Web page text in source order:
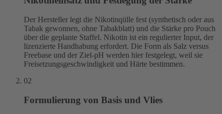
Der Hersteller legt die Nikotinqülle fest (synthetisch oder aus
Tabak gewonnen, ohne Tabakblatt) und die Stärke pro Pouch
über die geplante Staffel. Nikotin ist ein regulierter Input, der
lizenzierte Handhabung erfordert. Die Form als Salz versus
Freebase und der Ziel-pH werden hier festgelegt, weil sie
Freisetzungsgeschwindigkeit und Härte bestimmen.
02
Formulierung von Basis und Vlies